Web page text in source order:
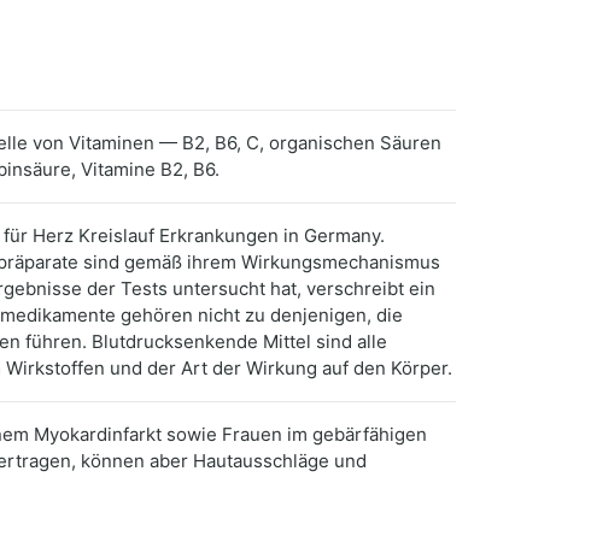
von Vitaminen — B2, B6, C, organischen Säuren
Vitamine B2, B6.
Herz Kreislauf Erkrankungen in Germany.
sind gemäß ihrem Wirkungsmechanismus
der Tests untersucht hat, verschreibt ein
gehören nicht zu denjenigen, die
führen. Blutdrucksenkende Mittel sind alle
und der Art der Wirkung auf den Körper.
Myokardinfarkt sowie Frauen im gebärfähigen
können aber Hautausschläge und